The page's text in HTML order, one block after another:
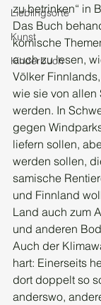
Lieblingsorte
Kunst
Kinderbuch
zu betrinken“ in
Das Buch
komische
auch zu lesen,
Völker
wie sie von allen
werden. In
gegen
liefern sollen,
werden sollen,
samische
und Finnland
Land auch zum
und anderen
Auch der
hart: Einerseits
dort doppelt so
anderswo,